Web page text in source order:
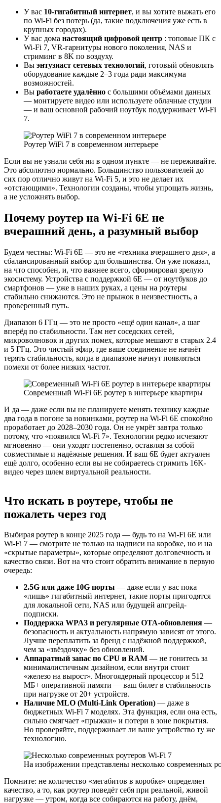
У вас 10-гигабитный интернет, и вы хотите выжать его
по Wi-Fi без потерь (да, такие подключения уже есть в
крупных городах).
У вас дома настоящий цифровой центр : топовые ПК с
Wi-Fi 7, VR-гарнитуры нового поколения, NAS и
стриминг в 8K по воздуху.
Вы энтузиаст сетевых технологий, готовый обновлять
оборудование каждые 2–3 года ради максимума
возможностей.
Вы работаете удалённо с большими объёмами данных
— монтируете видео или используете облачные студии
— и ваш основной рабочий ноутбук поддерживает Wi-Fi
7.
Роутер WiFi 7 в современном интерьере
Если вы не узнали себя ни в одном пункте — не переживайте.
Это абсолютно нормально. Большинство пользователей до
сих пор отлично живут на Wi-Fi 5, и это не делает их
«отстающими». Технологии созданы, чтобы упрощать жизнь,
а не усложнять выбор.
Почему роутер на Wi-Fi 6E не
вчерашний день, а разумный выбор
Будем честны: Wi-Fi 6E — это не «техника вчерашнего дня», а
сбалансированный выбор для большинства. Он уже показал,
на что способен, и, что важнее всего, сформировал зрелую
экосистему. Устройства с поддержкой 6E — от ноутбуков до
смартфонов — уже в наших руках, а цены на роутеры
стабильно снижаются. Это не прыжок в неизвестность, а
проверенный путь.
Диапазон 6 ГГц — это не просто «ещё один канал», а шаг
вперёд по стабильности. Там нет соседских сетей,
микроволновок и других помех, которые мешают в старых 2.4
и 5 ГГц. Это чистый эфир, где ваше соединение не начнёт
терять стабильность, когда в диапазоне начнут появляться
помехи от более низких частот.
Современный Wi-Fi 6E роутер в интерьере квартиры
И да — даже если вы не планируете менять технику каждые
два года в погоне за новинками, роутер на Wi-Fi 6E спокойно
проработает до 2028–2030 года. Он не умрёт завтра только
потому, что «появился Wi-Fi 7». Технологии редко исчезают
мгновенно — они уходят постепенно, оставляя за собой
совместимые и надёжные решения. И ваш 6E будет актуален
ещё долго, особенно если вы не собираетесь стримить 16K-
видео через шлем виртуальной реальности.
Что искать в роутере, чтобы не
пожалеть через год
Выбирая роутер в конце 2025 года — будь то на Wi-Fi 6E или
Wi-Fi 7 — смотрите не только на надписи на коробке, но и на
«скрытые параметры», которые определяют долговечность и
качество связи. Вот на что стоит обратить внимание в первую
очередь:
2.5G или даже 10G порты — даже если у вас пока
«лишь» гигабитный интернет, такие порты пригодятся
для локальной сети, NAS или будущей апгрейд-
подписки.
Поддержка WPA3 и регулярные OTA-обновления —
безопасность и актуальность напрямую зависят от этого.
Лучше переплатить за бренд с надёжной поддержкой,
чем за «звёздочку» без обновлений.
Аппаратный запас по CPU и RAM — не гонитесь за
минималистичным дизайном, если внутри стоит
«железо на вырост». Многоядерный процессор и 512
МБ+ оперативной памяти — ваш билет в стабильность
при нагрузке от 20+ устройств.
Наличие MLO (Multi-Link Operation) — даже в
бюджетных Wi-Fi 7 моделях. Эта функция, если она есть,
сильно смягчает «прыжки» и потери в зоне покрытия.
Но проверяйте, поддерживает ли ваше устройство ту же
технологию.
На изображении представлены несколько современных
Помните: не количество «мегабитов в коробке» определяет
качество, а то, как роутер поведёт себя при реальной, живой
нагрузке — утром, когда все собираются на работу, днём,